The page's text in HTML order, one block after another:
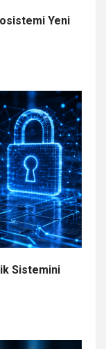
Yeni
Sistemini